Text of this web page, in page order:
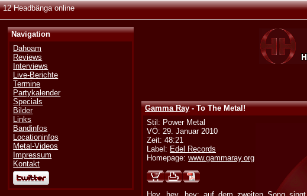
12 Headbänga online
Navigation
Dahoam
Reviews
Interviews
Live-Berichte
Termine
Partykalender
Specials
Bilder
Links
Bandinfos
Locationinfos
Metal-Videos
Impressum
Kontakt
Gamma Ray- To The Metal!
Stil: Power Metal
VÖ: 29. Januar 2010
Zeit: 48:21
Label: Edel Records
Homepage:www.gammaray.org